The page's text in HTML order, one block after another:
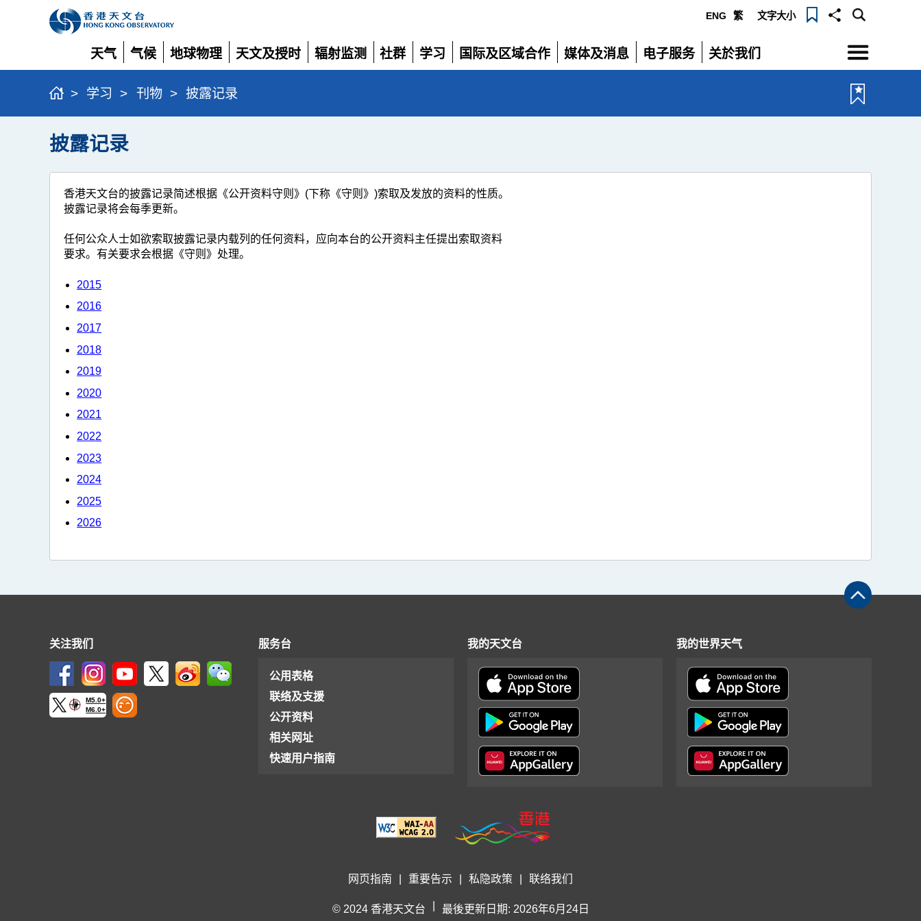
ENG 繁 文字大小
天气
展
开
气候
展
开
地球物理
展
开
天文及授时
展
开
辐射监测
展
社群
展
学习
展
国际及区域合作
展
媒体及消息
展
电子服务
展
关於我们
展
选
单
> 学习 > 刊物 > 披露记录
披露记录
香港天文台的披露记录简述根据《公开资料守则》(下称《守则》)索取及发放的资料的性质。
披露记录将会每季更新。
任何公众人士如欲索取披露记录内载列的任何资料，应向本台的公开资料主任提出索取资料
要求。有关要求会根据《守则》处理。
2015
2016
2017
2018
2019
2020
2021
2022
2023
2024
2025
2026
关注我们
M5.0+
M6.0+
服务台
公用表格
联络及支援
公开资料
相关网址
快速用户指南
我的天文台 我的世界天气
网页指南 重要告示 私隐政策 联络我们
© 2024 香港天文台 最後更新日期: 2026年6月24日